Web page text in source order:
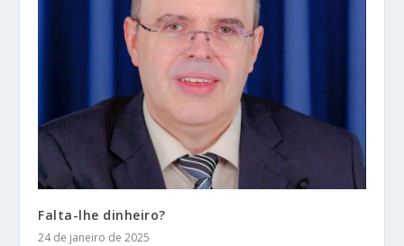
Falta-lhe dinheiro?
24 de janeiro de 2025